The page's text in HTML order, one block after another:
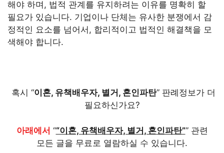
해야 하며, 법적 관계를 유지하려는 이유를 명확히 할
필요가 있습니다. 기업이나 단체는 유사한 분쟁에서 감
정적인 요소를 넘어서, 합리적이고 법적인 해결책을 모
색해야 합니다.
혹시 “이혼, 유책배우자, 별거, 혼인파탄” 판례정보가 더
필요하신가요?
아래에서 ““이혼, 유책배우자, 별거, 혼인파탄”” 관련
모든 글을 무료로 열람하실 수 있습니다.